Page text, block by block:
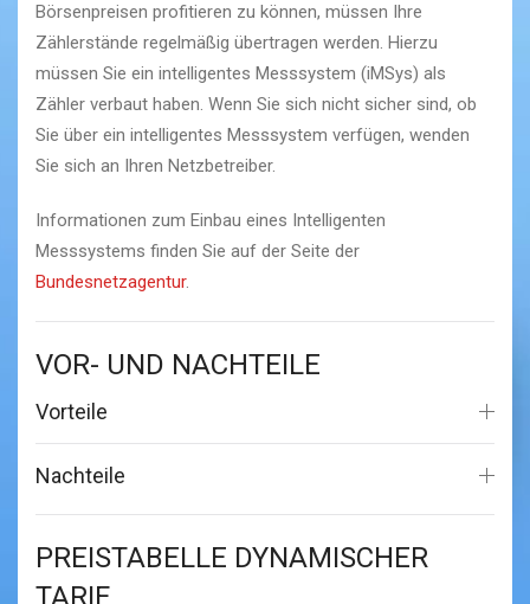
Börsenpreisen profitieren zu können, müssen Ihre
Zählerstände regelmäßig übertragen werden. Hierzu
müssen Sie ein intelligentes Messsystem (iMSys) als
Zähler verbaut haben. Wenn Sie sich nicht sicher sind, ob
Sie über ein intelligentes Messsystem verfügen, wenden
Sie sich an Ihren Netzbetreiber.
Informationen zum Einbau eines Intelligenten
Messsystems finden Sie auf der Seite der
Bundesnetzagentur.
VOR- UND NACHTEILE
Vorteile
Nachteile
PREISTABELLE DYNAMISCHER
TARIF